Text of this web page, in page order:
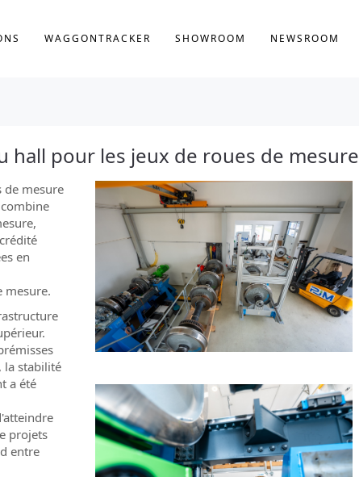
WAGGONTRACKER SHOWROOM NEWSROOM
hall pour les jeux de roues de mesure
de mesure
en
mesure.
la stabilité
a été
projets
entre